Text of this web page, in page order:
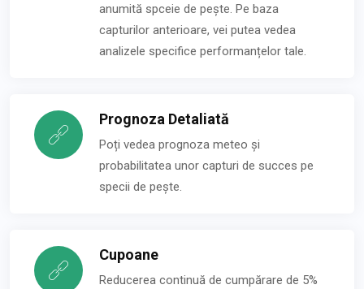
anumită spceie de pește. Pe baza
capturilor anterioare, vei putea vedea
analizele specifice performanțelor tale.
Prognoza Detaliată
Poți vedea prognoza meteo și
probabilitatea unor capturi de succes pe
specii de pește.
Cupoane
Reducerea continuă de cumpărare de 5%